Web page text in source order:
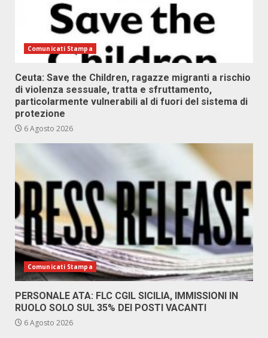
Comunicati Stampa
Ceuta: Save the Children, ragazze migranti a rischio
di violenza sessuale, tratta e sfruttamento,
particolarmente vulnerabili al di fuori del sistema di
protezione
6 Agosto 2026
Comunicati Stampa
PERSONALE ATA: FLC CGIL SICILIA, IMMISSIONI IN
RUOLO SOLO SUL 35% DEI POSTI VACANTI
6 Agosto 2026